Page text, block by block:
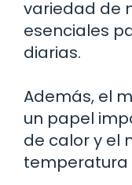
variedad de
esenciales
diarias.
Además, el
un papel
de calor y el
temperatura